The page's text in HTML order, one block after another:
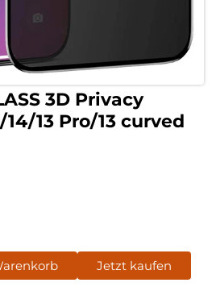
3D Privacy
13 Pro/13 curved
Jetzt kaufen